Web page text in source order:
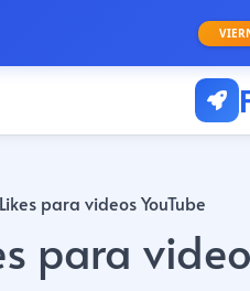
Likes para videos YouTube
para